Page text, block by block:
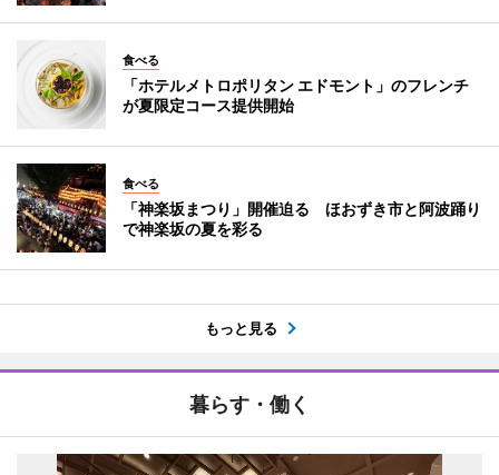
食べる
「ホテルメトロポリタン エドモント」のフレンチ
が夏限定コース提供開始
食べる
「神楽坂まつり」開催迫る ほおずき市と阿波踊り
で神楽坂の夏を彩る
もっと見る
暮らす・働く